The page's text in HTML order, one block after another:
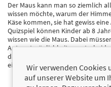
Der Maus kann man so ziemlich
wissen möchte, warum der
Käse kommen, sie hat gewiss
Quizspiel können Kinder ab 8
wissen wie die Maus. Dabei
Antwortmöglichkeiten
das aber auch halb so wild.
eine kindgerechte und einfach
Wir verwenden Cookies
auf unserer Website um